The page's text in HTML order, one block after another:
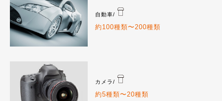
自動車/
約100種類〜200種類
カメラ/
約5種類〜20種類